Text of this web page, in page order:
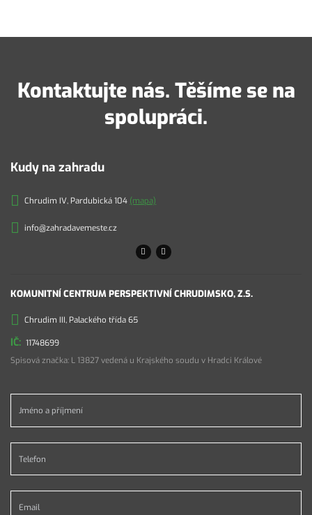
Kontaktujte nás. Těšíme se na
spolupráci.
Kudy na zahradu
Chrudim IV, Pardubická 104 (mapa)
info@zahradavemeste.cz
KOMUNITNÍ CENTRUM PERSPEKTIVNÍ CHRUDIMSKO, Z.S.
Chrudim III, Palackého třída 65
11748699
Spisová značka: L 13827 vedená u Krajského soudu v Hradci Králové
Jméno a příjmení *
Telefon *
Email *